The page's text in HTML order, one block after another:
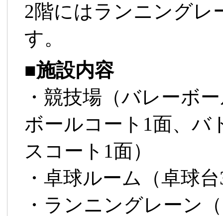
2階にはランニングレ
す。
■施設内容
・競技場（バレーボ
ボールコート1面、バ
スコート1面）
・卓球ルーム（卓球
・ランニングレーン